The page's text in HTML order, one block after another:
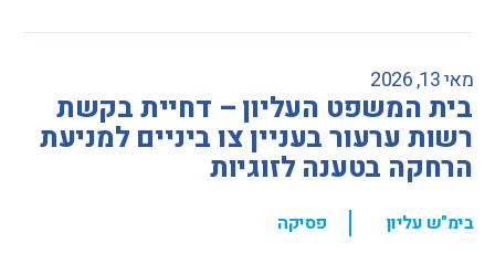
מאי 13, 2026
בית המשפט העליון – דחיית בקשת
רשות ערעור בעניין צו ביניים למניעת
הרחקה בטענה לזוגיות
בימ"ש עליון , פסיקה